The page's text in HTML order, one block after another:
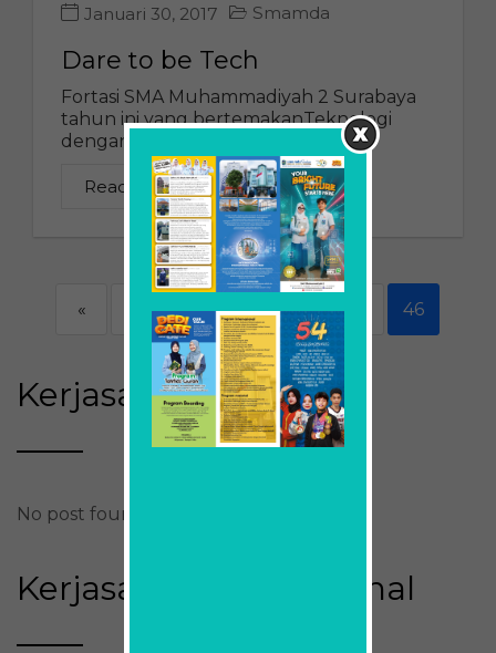
Januari 30, 2017 Smamda
Dare to be Tech
Fortasi SMA Muhammadiyah 2 Surabaya
tahun ini yang bertemakanTeknologi
dengan slogan “Dare to be TECH”...
Read More
« 42 43 44 46
Kerjasama Nasional
No post found
Kerjasama Internasional